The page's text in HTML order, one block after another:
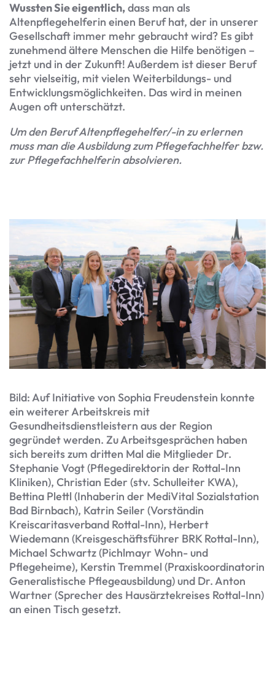
Wussten Sie eigentlich,dass man als
Altenpflegehelferin einen Beruf hat, der in unserer
Gesellschaft immer mehr gebraucht wird? Es gibt
zunehmend ältere Menschen die Hilfe benötigen –
jetzt und in der Zukunft! Außerdem ist dieser Beruf
sehr vielseitig, mit vielen Weiterbildungs- und
Entwicklungsmöglichkeiten. Das wird in meinen
Augen oft unterschätzt.
Um den Beruf Altenpflegehelfer/-in zu erlernen
muss man die Ausbildung zum Pflegefachhelfer bzw.
zur Pflegefachhelferin absolvieren.
Bild: Auf Initiative von Sophia Freudenstein konnte
ein weiterer Arbeitskreis mit
Gesundheitsdienstleistern aus der Region
gegründet werden. Zu Arbeitsgesprächen haben
sich bereits zum dritten Mal die Mitglieder Dr.
Stephanie Vogt (Pflegedirektorin der Rottal-Inn
Kliniken), Christian Eder (stv. Schulleiter KWA),
Bettina Plettl (Inhaberin der MediVital Sozialstation
Bad Birnbach), Katrin Seiler (Vorständin
Kreiscaritasverband Rottal-Inn), Herbert
Wiedemann (Kreisgeschäftsführer BRK Rottal-Inn),
Michael Schwartz (Pichlmayr Wohn- und
Pflegeheime), Kerstin Tremmel (Praxiskoordinatorin
Generalistische Pflegeausbildung) und Dr. Anton
Wartner (Sprecher des Hausärztekreises Rottal-Inn)
an einen Tisch gesetzt.